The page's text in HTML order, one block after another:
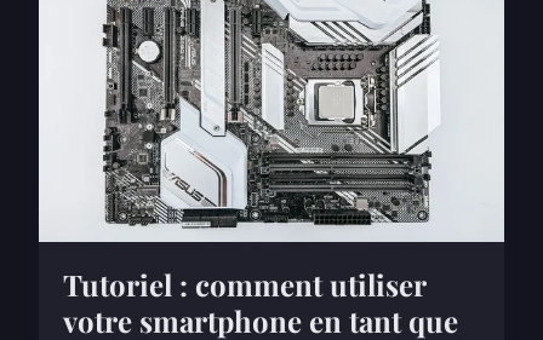
Tutoriel : comment utiliser
votre smartphone en tant que